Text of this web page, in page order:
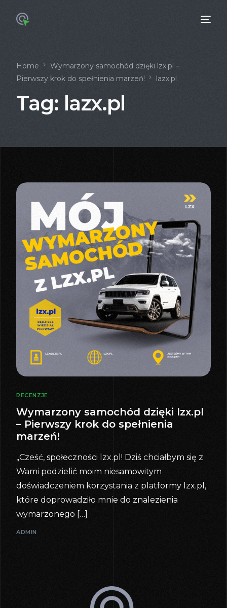
Home
Wymarzony samochód dzięki lzx.pl –
Pierwszy krok do spełnienia marzeń!
lazx.pl
Tag: lazx.pl
RECENZJE
Wymarzony samochód dzięki lzx.pl
– Pierwszy krok do spełnienia
marzeń!
„Cześć, społeczności lzx.pl! Dziś chciałbym się z
Wami podzielić moim niesamowitym
doświadczeniem korzystania z platformy lzx.pl,
które doprowadziło mnie do znalezienia
wymarzonego […]
ADMIN